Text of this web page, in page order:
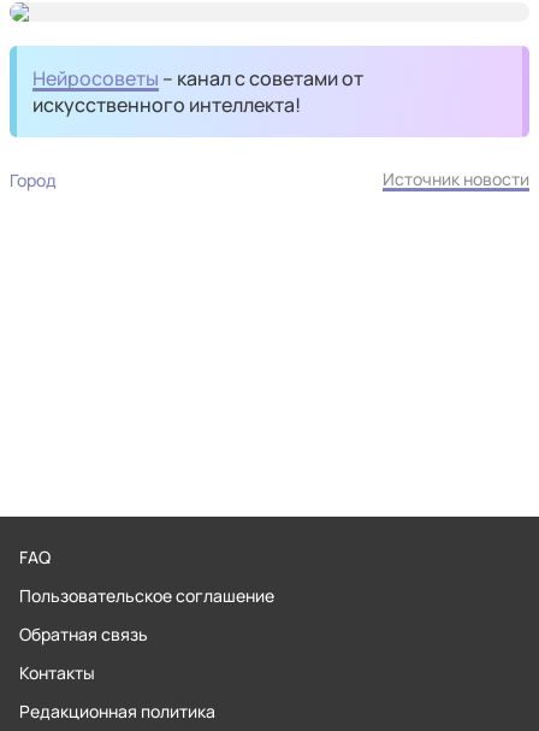
Нейросоветы – канал с советами от
искусственного интеллекта!
Город Источник новости
FAQ
Пользовательское соглашение
Обратная связь
Контакты
Редакционная политика